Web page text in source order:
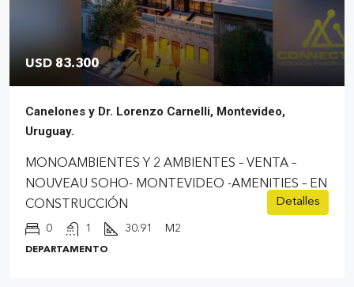
USD 83.300
Canelones y Dr. Lorenzo Carnelli, Montevideo,
Uruguay.
MONOAMBIENTES Y 2 AMBIENTES – VENTA –
NOUVEAU SOHO- MONTEVIDEO -AMENITIES – EN
CONSTRUCCIÓN
0 1 30.91 M2
DEPARTAMENTO
Detalles